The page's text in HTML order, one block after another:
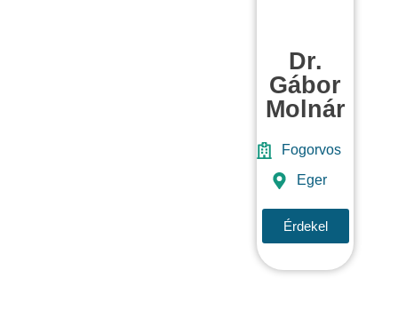
Dr.
Gábor
Molnár
Fogorvos
Eger
Érdekel